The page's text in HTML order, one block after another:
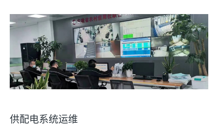
供配电系统运维